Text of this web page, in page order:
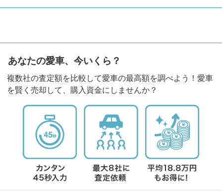
あなたの愛車、今いくら？
複数社の査定額を比較して愛車の最高額を調べよう！愛車
を賢く売却して、購入資金にしませんか？